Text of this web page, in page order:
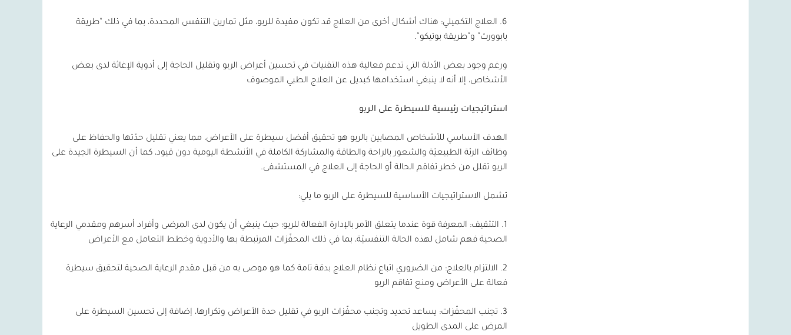
6. العلاج التكميلي: هناك أشكال أخرى من العلاج قد تكون مفيدة للربو، مثل تمارين التنفس المحددة، بما في ذلك “طريقة
بابوورث” و”طريقة بوتيكو”.
ورغم وجود بعض الأدلة التي تدعم فعالية هذه التقنيات في تحسين أعراض الربو وتقليل الحاجة إلى أدوية الإغاثة لدى بعض
الأشخاص، إلا أنه لا ينبغي استخدامها كبديل عن العلاج الطبي الموصوف
استراتيجيات رئيسية للسيطرة على الربو
الهدف الأساسي للأشخاص المصابين بالربو هو تحقيق أفضل سيطرة على الأعراض، مما يعني تقليل حدّتها والحفاظ على
وظائف الرئة الطبيعيّة والشعور بالراحة والطاقة والمشاركة الكاملة في الأنشطة اليومية دون قيود، كما أن السيطرة الجيدة على
الربو تقلل من خطر تفاقم الحالة أو الحاجة إلى العلاج في المستشفى.
تشمل الاستراتيجيات الأساسية للسيطرة على الربو ما يلي:
1. التثقيف: المعرفة قوة عندما يتعلق الأمر بالإدارة الفعالة للربو؛ حيث ينبغي أن يكون لدى المرضى وأفراد أسرهم ومقدمي الرعاية
الصحية فهم شامل لهذه الحالة التنفسيّة، بما في ذلك المحفّزات المرتبطة بها والأدوية وخطط التعامل مع الأعراض
2. الالتزام بالعلاج: من الضروري اتباع نظام العلاج بدقة تامة كما هو موصى به من قبل مقدم الرعاية الصحية لتحقيق سيطرة
فعالة على الأعراض ومنع تفاقم الربو
3. تجنب المحفّزات: يساعد تحديد وتجنب محفّزات الربو في تقليل حدة الأعراض وتكرارها، إضافة إلى تحسين السيطرة على
المرض على المدى الطويل